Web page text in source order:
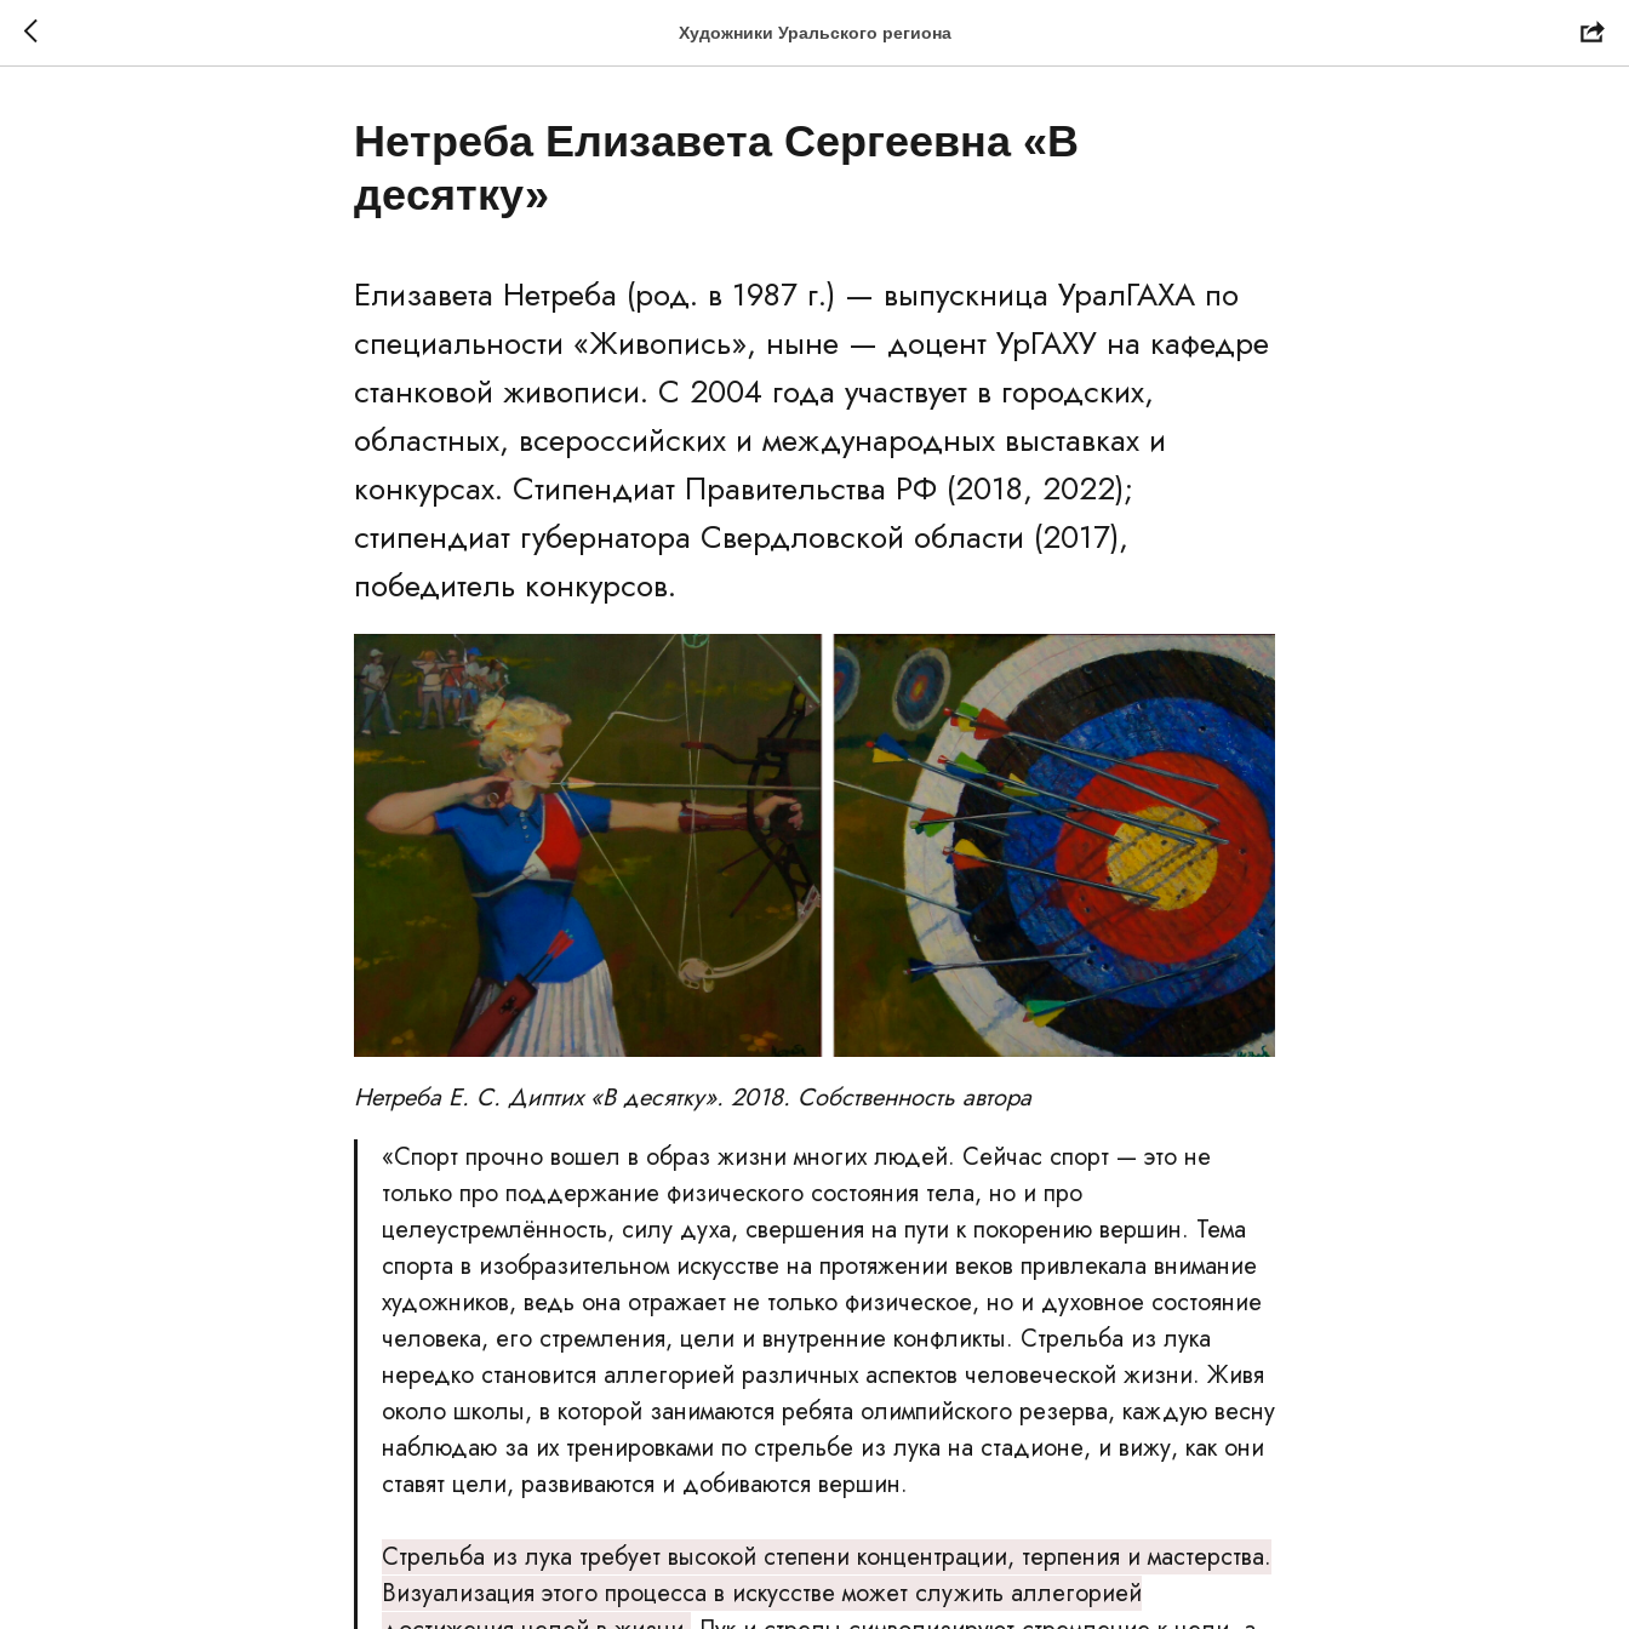
Художники Уральского региона
Нетреба Елизавета Сергеевна «В
десятку»
Елизавета Нетреба (род. в 1987 г.) — выпускница УралГАХА по
специальности «Живопись», ныне — доцент УрГАХУ на кафедре
станковой живописи. С 2004 года участвует в городских,
областных, всероссийских и международных выставках и
конкурсах. Стипендиат Правительства РФ (2018, 2022);
стипендиат губернатора Свердловской области (2017),
победитель конкурсов.
Нетреба Е. С. Диптих «В десятку». 2018. Собственность автора
«Спорт прочно вошел в образ жизни многих людей. Сейчас спорт — это не
только про поддержание физического состояния тела, но и про
целеустремлённость, силу духа, свершения на пути к покорению вершин. Тема
спорта в изобразительном искусстве на протяжении веков привлекала внимание
художников, ведь она отражает не только физическое, но и духовное состояние
человека, его стремления, цели и внутренние конфликты. Стрельба из лука
нередко становится аллегорией различных аспектов человеческой жизни. Живя
около школы, в которой занимаются ребята олимпийского резерва, каждую весну
наблюдаю за их тренировками по стрельбе из лука на стадионе, и вижу, как они
ставят цели, развиваются и добиваются вершин.
Стрельба из лука требует высокой степени концентрации, терпения и мастерства.
Визуализация этого процесса в искусстве может служить аллегорией